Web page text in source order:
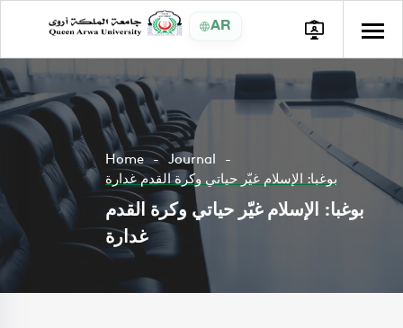
AR
Home
Journal
بوغبا: الإسلام غيّر حياتي وكرة القدم غدارة
بوغبا: الإسلام غيّر حياتي وكرة القدم
غدارة